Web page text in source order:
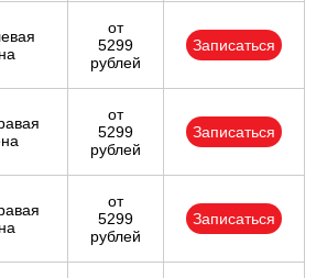
от
5299
рублей
Записаться
от
5299
рублей
Записаться
от
5299
рублей
Записаться